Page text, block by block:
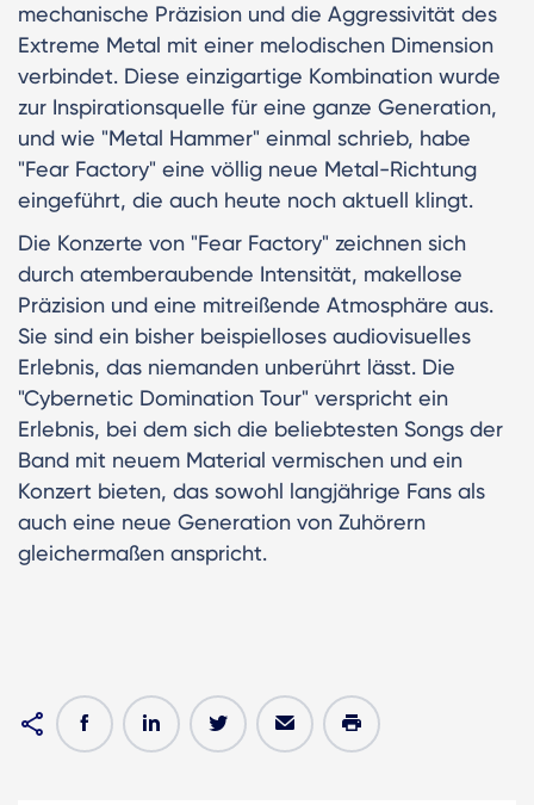
mechanische Präzision und die Aggressivität des
Extreme Metal mit einer melodischen Dimension
verbindet. Diese einzigartige Kombination wurde
zur Inspirationsquelle für eine ganze Generation,
und wie "Metal Hammer" einmal schrieb, habe
"Fear Factory" eine völlig neue Metal-Richtung
eingeführt, die auch heute noch aktuell klingt.
Die Konzerte von "Fear Factory" zeichnen sich
durch atemberaubende Intensität, makellose
Präzision und eine mitreißende Atmosphäre aus.
Sie sind ein bisher beispielloses audiovisuelles
Erlebnis, das niemanden unberührt lässt. Die
"Cybernetic Domination Tour" verspricht ein
Erlebnis, bei dem sich die beliebtesten Songs der
Band mit neuem Material vermischen und ein
Konzert bieten, das sowohl langjährige Fans als
auch eine neue Generation von Zuhörern
gleichermaßen anspricht.